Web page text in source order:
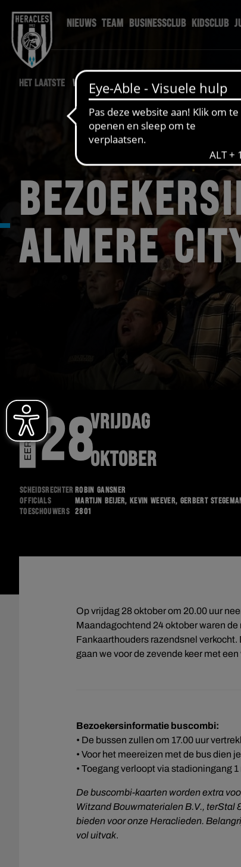
NIEUWS TEAM BUSINESSCLUB KIDSCLUB
HET LAATSTE WEDSTRIJD NIEUWS
ALMERE
E
E
R
S
T
E
D
I
V
I
S
IE
28VRIJDAG
OKTOBER
Scheidsrechter Robin Gansner
Officials
Martijn Beijer, Kevin Weever, Gerbert
Toeschouwers
2801
Op vrijdag 28 oktober om 20.00 uur
Maandagochtend 24 oktober waren
Fankaarthouders razendsnel
gaan we voor de zevende keer met
Bezoekersinformatie buscombi:
• De bussen zullen om 17.00 uur
• Voor het meereizen met de bus dien
• Toegang verloopt via stadioningang
De buscombi-kaarten worden extra
Witzand Bouwmaterialen B.V., terStal
bieden voor onze Heraclieden.
vol uitvak.